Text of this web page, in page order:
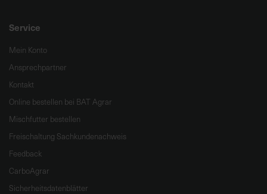
Service
Mein Konto
Ansprechpartner
Kontakt
Online bestellen bei BAT Agrar
Mischfutter bestellen
Freischaltung Sachkundenachweis
Feedback
CarboAgrar
Sicherheitsdatenblätter